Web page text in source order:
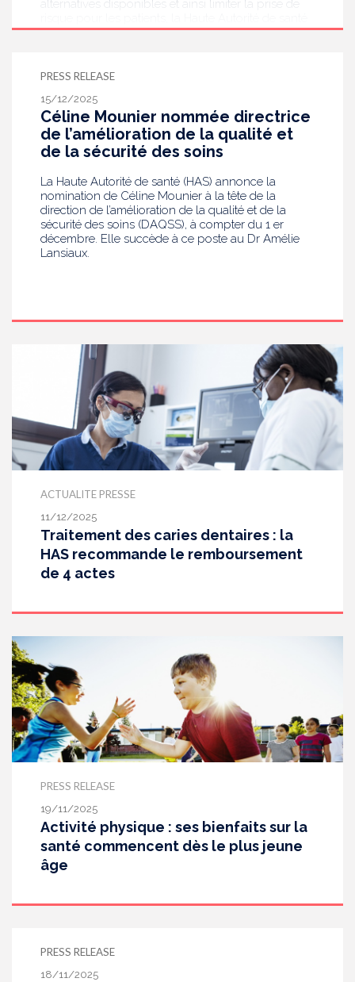
alternatives disponibles et ainsi limiter la prise de
(HAS) actualise sa doctrine d’évaluation.
PRESS RELEASE
15/12/2025
Céline Mounier nommée directrice
de l’amélioration de la qualité et
de la sécurité des soins
La Haute Autorité de santé (HAS) annonce la
nomination de Céline Mounier à la tête de la
direction de l’amélioration de la qualité et de la
sécurité des soins (DAQSS), à compter du 1 er
décembre. Elle succède à ce poste au Dr Amélie
Lansiaux.
ACTUALITE PRESSE
11/12/2025
Traitement des caries dentaires : la
HAS recommande le remboursement
de 4 actes
PRESS RELEASE
19/11/2025
Activité physique : ses bienfaits sur la
santé commencent dès le plus jeune
âge
PRESS RELEASE
18/11/2025